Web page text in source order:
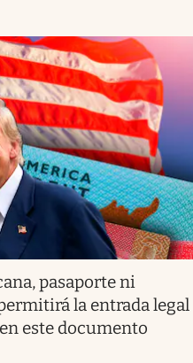
pasaporte ni
la entrada legal
este documento